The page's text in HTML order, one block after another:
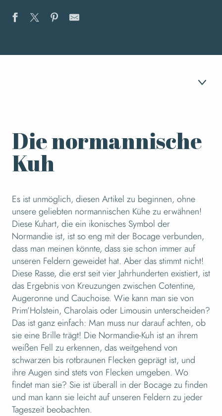
1 Die normannische Kuh
2 Der Esel von Cotentin
3 Das Schwein von Bayeux
4 Die dunkle Biene
5 Der Apfelbaum
6 Die Waldhyazinthe
Die normannische
Kuh
Es ist unmöglich, diesen Artikel zu beginnen, ohne
unsere geliebten normannischen Kühe zu erwähnen!
Diese Kuhart, die ein ikonisches Symbol der
Normandie ist, ist so eng mit der Bocage verbunden,
dass man meinen könnte, dass sie schon immer auf
unseren Feldern geweidet hat. Aber das stimmt nicht!
Diese Rasse, die erst seit vier Jahrhunderten existiert, ist
das Ergebnis von Kreuzungen zwischen Cotentine,
Augeronne und Cauchoise. Wie kann man sie von
Prim’Holstein, Charolais oder Limousin unterscheiden?
Das ist ganz einfach: Man muss nur darauf achten, ob
sie eine Brille trägt! Die Normandie-Kuh ist an ihrem
weißen Fell zu erkennen, das weitgehend von
schwarzen bis rotbraunen Flecken geprägt ist, und
ihre Augen sind stets von Flecken umgeben. Wo
findet man sie? Sie ist überall in der Bocage zu finden
und man kann sie leicht auf unseren Feldern zu jeder
Tageszeit beobachten.